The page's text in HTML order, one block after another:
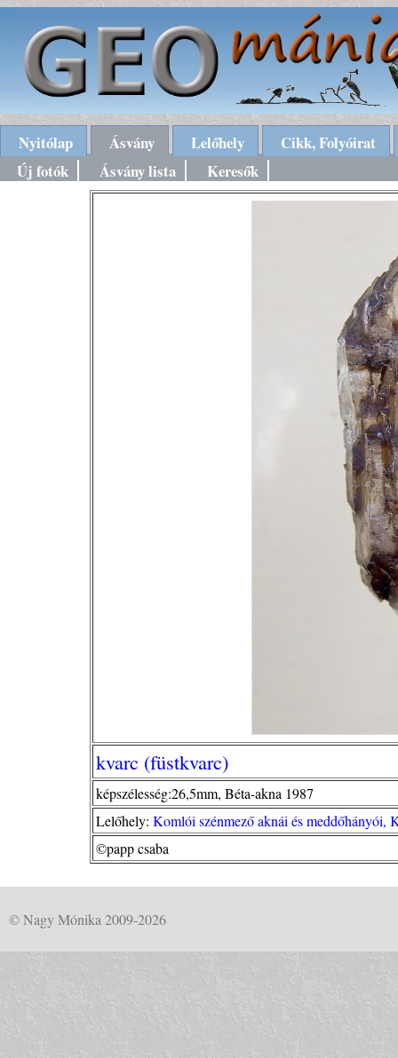
Nyitólap Ásvány Lelőhely
Cikk, Folyóirat
Új fotók
Ásvány lista Keresők
kvarc (füstkvarc)
képszélesség:26,5mm, Béta-akna 1987
Lelőhely: Komlói szénmező aknái és meddőhányói,
©papp csaba
© Nagy Mónika 2009-2026